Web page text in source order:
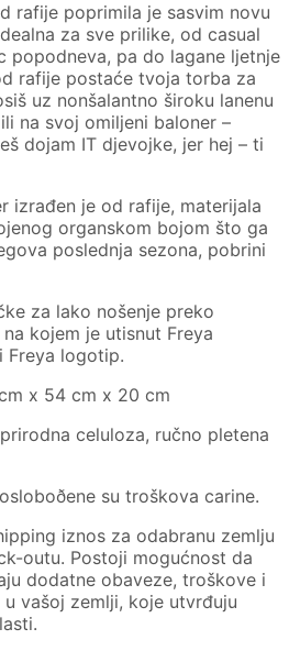
rafije poprimila je sasvim novu
za sve prilike, od casual
popodneva, pa do lagane ljetnje
rafije postaće tvoja torba za
uz nonšalantno široku lanenu
na svoj omiljeni baloner –
dojam IT djevojke, jer hej – ti
izrađen je od rafije, materijala
organskom bojom što ga
poslednja sezona, pobrini
za lako nošenje preko
kojem je utisnut Freya
Freya logotip.
x 54 cm x 20 cm
celuloza, ručno pletena
su troškova carine.
iznos za odabranu zemlju
outu. Postoji mogućnost da
dodatne obaveze, troškove i
vašoj zemlji, koje utvrđuju